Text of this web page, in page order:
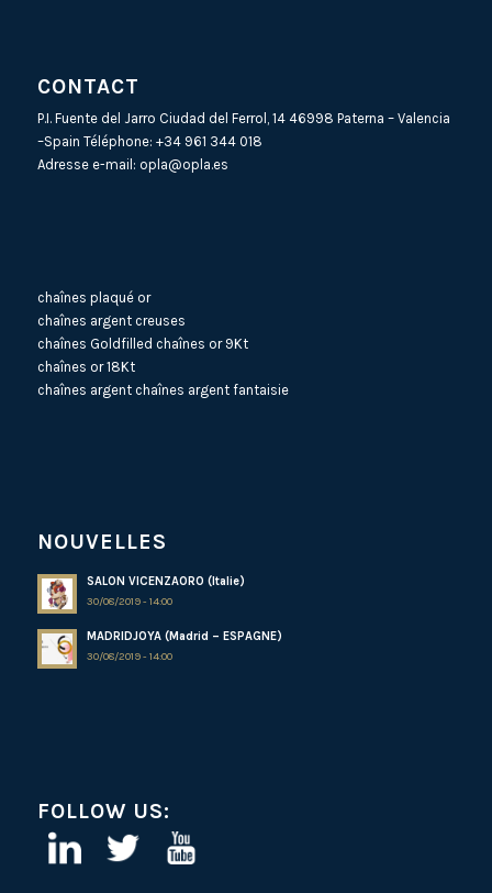
CONTACT
P.I. Fuente del Jarro Ciudad del Ferrol, 14 46998 Paterna – Valencia
–Spain Téléphone: +34 961 344 018
Adresse e-mail: opla@opla.es
chaînes plaqué or
chaînes argent creuses
chaînes Goldfilled chaînes or 9Kt
chaînes or 18Kt
chaînes argent chaînes argent fantaisie
NOUVELLES
SALON VICENZAORO (Italie)
30/08/2019 - 14:00
MADRIDJOYA (Madrid – ESPAGNE)
30/08/2019 - 14:00
FOLLOW US: